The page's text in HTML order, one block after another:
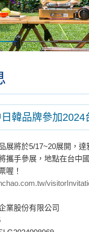
韓品牌參加
展將於5/17~20展開，
攜手參展，地點在台中
喔！
業股份有限公司